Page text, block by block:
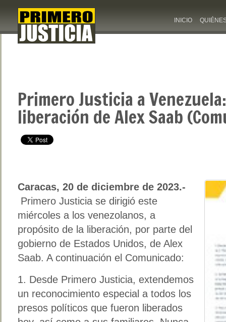
INICIO
Primero Justicia a
liberación de Alex Saab
Caracas, 20 de diciembre de 2023.-
Primero Justicia se dirigió este
miércoles a los venezolanos, a
propósito de la liberación, por parte del
gobierno de Estados Unidos, de Alex
Saab. A continuación el Comunicado:
1. Desde Primero Justicia, extendemos
un reconocimiento especial a todos los
presos políticos que fueron liberados